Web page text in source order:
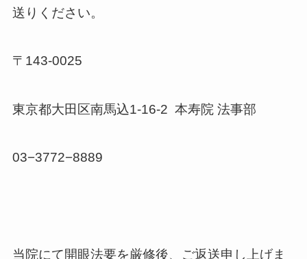
送りください。
〒143-0025
東京都大田区南馬込1-16-2 本寿院 法事部
03−3772−8889
当院にて開眼法要を厳修後、ご返送申し上げま